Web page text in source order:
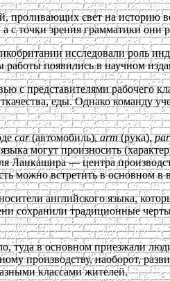
проливающих свет на
с точки зрения грамматики они
исследовали роль
работы появились в научном
с представителями рабочего
еды. Однако
car(автомобиль),arm(рука),
могут произносить
Ланкашира — центра
можно встретить в основном в
английского языка,
сохранили традиционные
туда в основном приезжали
производству, наоборот,
классами жителей.